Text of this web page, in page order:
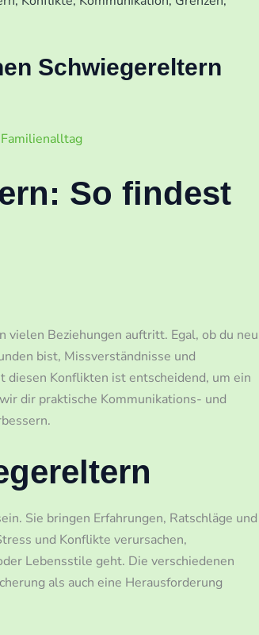
Schwiegereltern
Familienalltag
So findest
Beziehungen auftritt. Egal, ob du neu
bist, Missverständnisse und
diesen Konflikten ist entscheidend, um ein
dir praktische Kommunikations- und
Sie bringen Erfahrungen, Ratschläge und
und Konflikte verursachen,
Lebensstile geht. Die verschiedenen
als auch eine Herausforderung